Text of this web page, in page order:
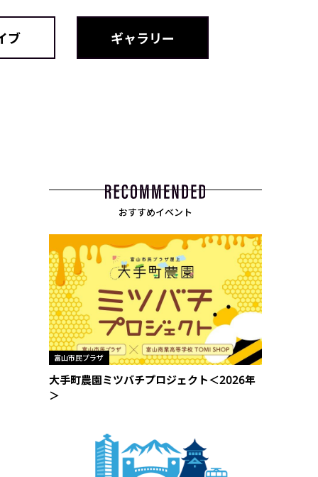
ブ ギャラリー
おすすめイベント
富山市民プラザ
大手町農園ミツバチプロジェクト＜2026年
＞